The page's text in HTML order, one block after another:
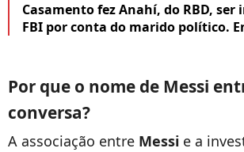
Casamento fez Anahí, do RBD,
FBI por conta do marido político.
Por que o nome de Messi
conversa?
A associação entre Messi e a